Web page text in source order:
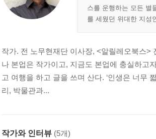
떤 곳에도 속할 수 없는 개인의 욕망 : 최인훈,
사파, 1980년대의 이명준
정 없는 삶을 거부하다
력투쟁의 빛과 그림자 : 사마천, 『사기』
시대는 새로운 사람을 부른다
스를 운행하는 모든 별
를 세웠던 위대한 지성
작가. 전 노무현재단 이사장, <알릴레오북스>
나 본업은 작가이고, 지금도 본업에 충실하고
고 여행을 하고 글을 쓰며 산다. ‘인생은 너무
리, 박물관과...
작가와 인터뷰 (5개)